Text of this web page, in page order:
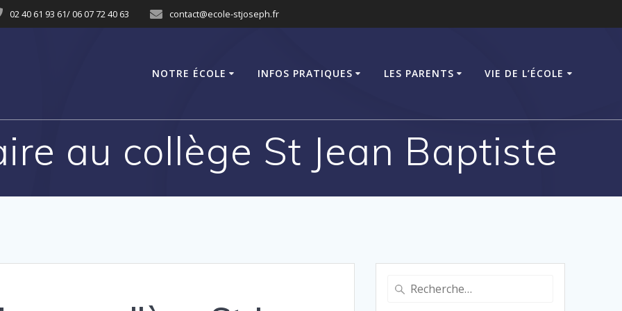
02 40 61 93 61/ 06 07 72 40 63 contact@ecole-stjoseph.fr
NOTRE ÉCOLE INFOS PRATIQUES LES PARENTS VIE DE L’ÉCOLE
au collège St Jean Baptiste
Recherche
pour